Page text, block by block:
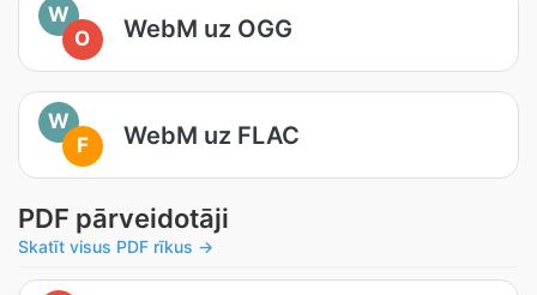
W
O
WebM uz OGG
W
F
WebM uz FLAC
PDF pārveidotāji
Skatīt visus PDF rīkus →